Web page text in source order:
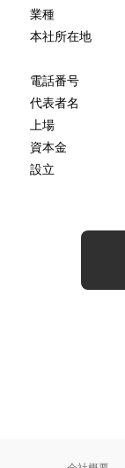
業種
本社所在地
電話番号
代表者名
上場
資本金
設立